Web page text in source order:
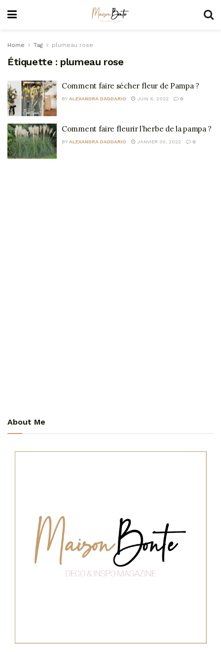
Home Tag plumeau rose
Étiquette : plumeau rose
Comment faire sécher fleur de Pampa ?
BY ALEXANDRA DADDARIO JUIN 6, 2022 0
Comment faire fleurir l’herbe de la pampa ?
BY ALEXANDRA DADDARIO JANVIER 30, 2022 0
About Me